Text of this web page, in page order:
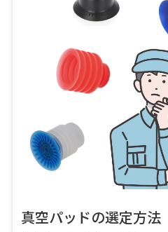
真空パッドの選定方法